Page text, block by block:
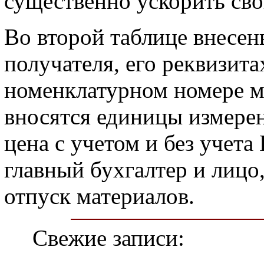
Во второй таблице
получателя, его
номенклатурном номере
вносятся единицы
цена с учетом и без
главный бухгалтер и
отпуск материалов.
Свежие записи: